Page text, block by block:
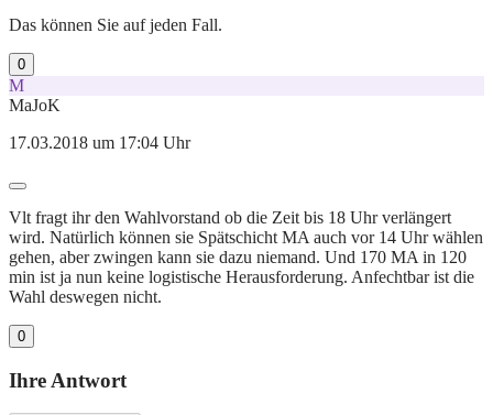
Das können Sie auf jeden Fall.
0
M
MaJoK
17.03.2018 um 17:04 Uhr
Vlt fragt ihr den Wahlvorstand ob die Zeit bis 18 Uhr verlängert
wird. Natürlich können sie Spätschicht MA auch vor 14 Uhr wählen
gehen, aber zwingen kann sie dazu niemand. Und 170 MA in 120
min ist ja nun keine logistische Herausforderung. Anfechtbar ist die
Wahl deswegen nicht.
0
Ihre Antwort